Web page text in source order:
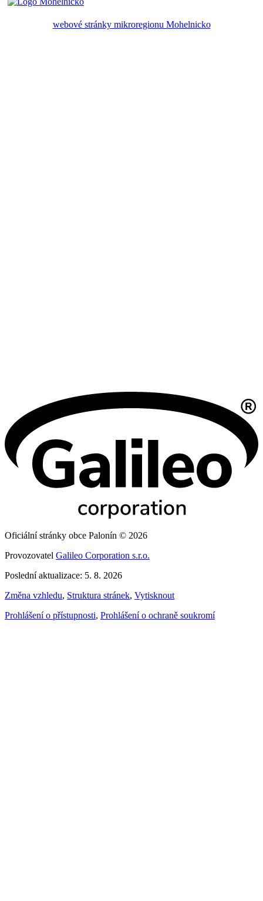
webové stránky mikroregionu Mohelnicko
Oficiální stránky obce Palonín © 2026
Provozovatel Galileo Corporation s.r.o.
Poslední aktualizace: 5. 8. 2026
Změna vzhledu, Struktura stránek, Vytisknout
Prohlášení o přístupnosti, Prohlášení o ochraně soukromí